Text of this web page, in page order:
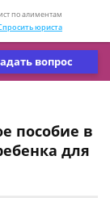
по алиментам
юриста
вопрос
пособие в
для